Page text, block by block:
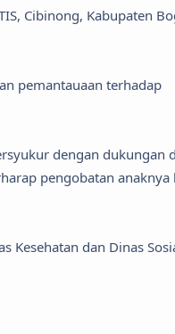
Cibinong, Kabupaten
pemantauaan terhadap
dengan dukungan
pengobatan anaknya
Kesehatan dan Dinas